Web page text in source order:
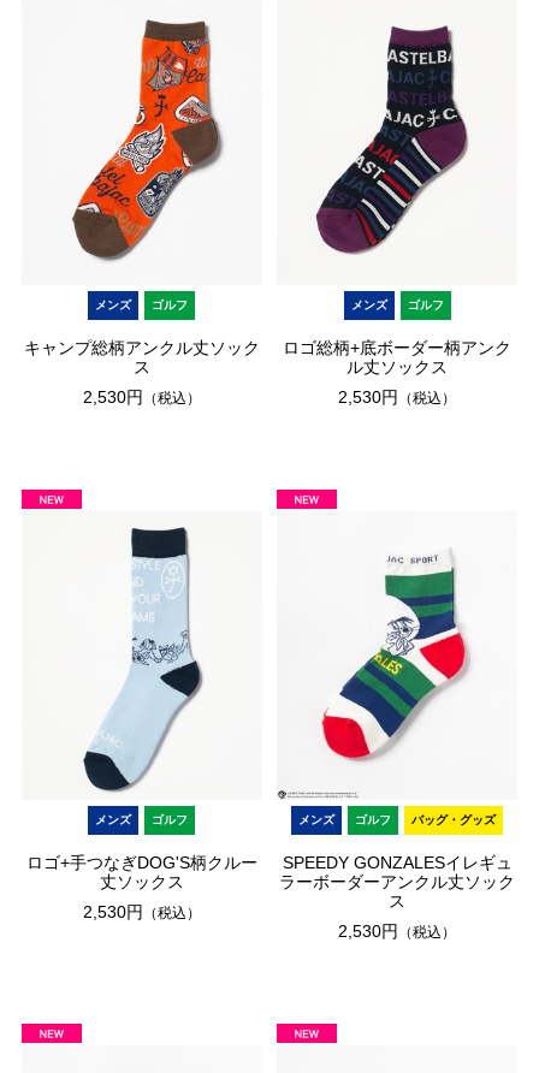
メンズ ゴルフ
キャンプ総柄アンクル丈ソック
ス
2,530円
（税込）
メンズ ゴルフ
ロゴ総柄+底ボーダー柄アンク
ル丈ソックス
2,530円
（税込）
メンズ ゴルフ
ロゴ+手つなぎDOG'S柄クルー
丈ソックス
2,530円
（税込）
メンズ ゴルフ バッグ・グッズ
SPEEDY GONZALESイレギュ
ラーボーダーアンクル丈ソック
ス
2,530円
（税込）